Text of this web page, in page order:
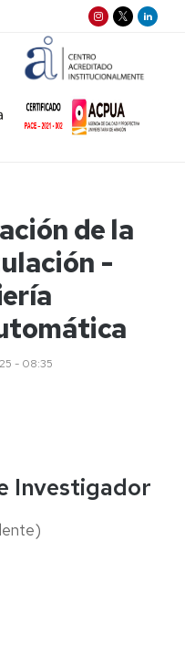
de la
-
- 08:35
Investigador